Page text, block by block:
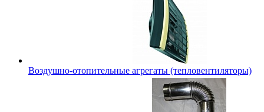
Воздушно-отопительные агрегаты (тепловентиляторы)